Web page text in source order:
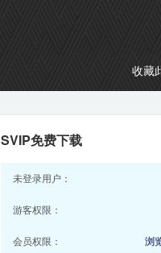
收藏
SVIP免费下载
未登录用户：
游客权限：
会员权限： 浏